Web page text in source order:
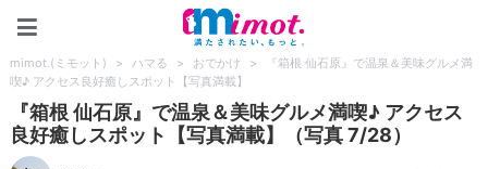
mimot.(ミモット) > ハマる > おでかけ >
『箱根 仙石原』で温泉＆美味グルメ満
喫♪ アクセス良好癒しスポット【写真満載】
『箱根 仙石原』で温泉＆美味グルメ満喫♪ アクセス
良好癒しスポット【写真満載】（写真 7/28）